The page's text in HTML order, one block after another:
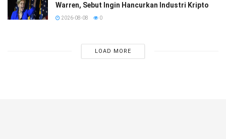
Warren, Sebut Ingin Hancurkan Industri Kripto
2026-08-08 0
LOAD MORE